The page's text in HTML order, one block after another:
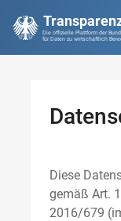
Die offizielle Plattform der
für Daten zu wirtschaftlich
Diese
gemäß Art.
2016/679